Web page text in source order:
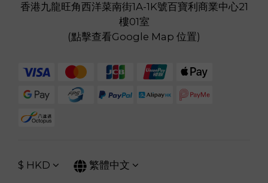
香港九龍旺角西洋菜南街1A-1K號百寶利商業中心21
樓01室
(點擊查看Google Map 位置)
$ HKD 繁體中文